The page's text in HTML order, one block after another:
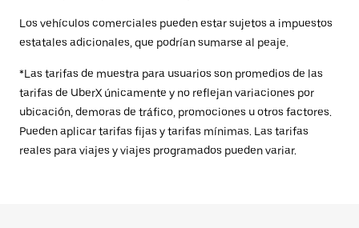
Los vehículos comerciales pueden estar sujetos a impuestos
estatales adicionales, que podrían sumarse al peaje.
*Las tarifas de muestra para usuarios son promedios de las
tarifas de UberX únicamente y no reflejan variaciones por
ubicación, demoras de tráfico, promociones u otros factores.
Pueden aplicar tarifas fijas y tarifas mínimas. Las tarifas
reales para viajes y viajes programados pueden variar.